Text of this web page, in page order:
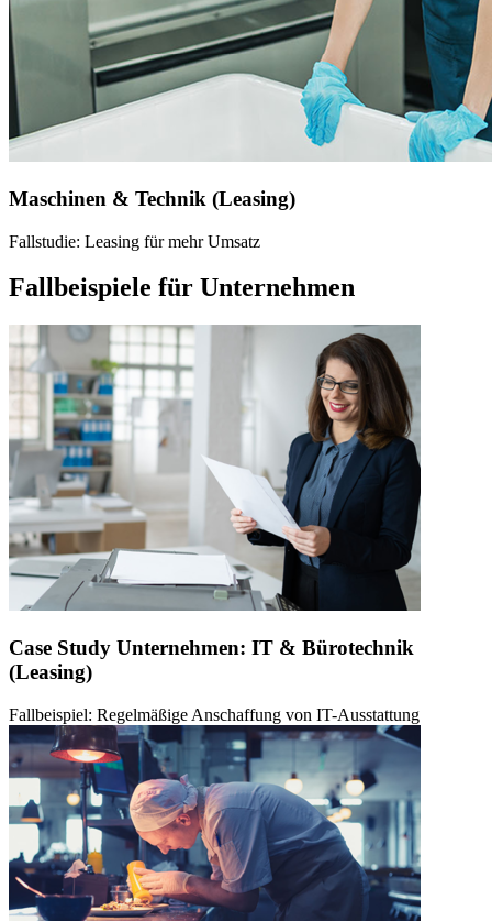
Maschinen & Technik (Leasing)
Fallstudie: Leasing für mehr Umsatz
Fallbeispiele für Unternehmen
Case Study Unternehmen: IT & Bürotechnik
(Leasing)
Fallbeispiel: Regelmäßige Anschaffung von IT-Ausstattung